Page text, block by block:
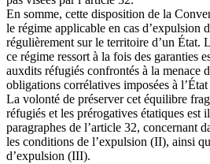
En somme, cette disposition de la
le régime applicable en cas d’expulsion
régulièrement sur le territoire d’un État.
ce régime ressort à la fois des garanties
auxdits réfugiés confrontés à la menace
obligations corrélatives imposées à
La volonté de préserver cet équilibre
réfugiés et les prérogatives étatiques est
paragraphes de l’article 32, concernant
les conditions de l’expulsion (II), ainsi
d’expulsion (III).